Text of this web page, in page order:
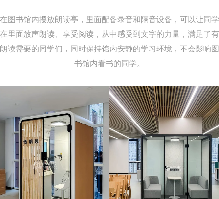
在图书馆内摆放朗读亭，里面配备录音和隔音设备，可以让同学
在里面放声朗读、享受阅读，从中感受到文字的力量，满足了有
朗读需要的同学们，同时保持馆内安静的学习环境，不会影响图
书馆内看书的同学。